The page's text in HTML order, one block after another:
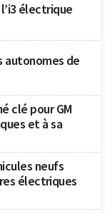
électrique
autonomes de
clé pour GM
et à sa
neufs
électriques